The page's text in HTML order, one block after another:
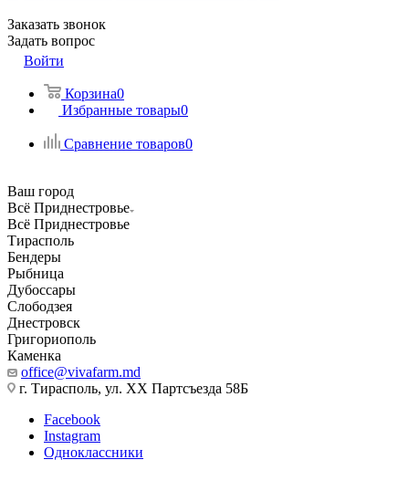
Заказать звонок
Задать вопрос
Войти
Корзина0
Избранные товары0
Сравнение товаров0
Ваш город
Всё Приднестровье
Всё Приднестровье
Тирасполь
Бендеры
Рыбница
Дубоссары
Слободзея
Днестровск
Григориополь
Каменка
office@vivafarm.md
г. Тирасполь, ул. ХХ Партсъезда 58Б
Facebook
Instagram
Одноклассники